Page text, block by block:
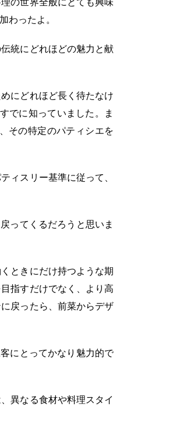
の世界全般にとても興味
わったよ。
統にどれほどの魅力と献
にどれほど長く待たなけ
でに知っていました。ま
その特定のパティシエを
ィスリー基準に従って、
ってくるだろうと思いま
ときにだけ持つような期
指すだけでなく、より高
戻ったら、前菜からデザ
にとってかなり魅力的で
異なる食材や料理スタイ